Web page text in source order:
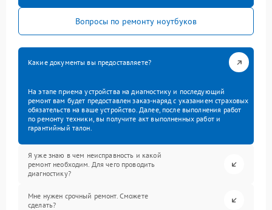
Вопросы по ремонту ноутбуков
Какие документы вы предоставляете?
На этапе приема устройства на диагностику и последующий
ремонт вам будет предоставлен заказ-наряд с указанием страховых
обязательств на ваше устройство. Далее, после выполнения работ
по ремонту техники, вы получите акт выполненных работ и
гарантийный талон.
Я уже знаю в чем неисправность и какой
ремонт необходим. Для чего проводить
диагностику?
Мне нужен срочный ремонт. Сможете
сделать?